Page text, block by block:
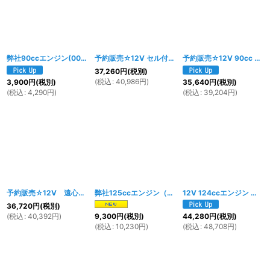
弊社90ccエンジン(003w、004w、1144w)用 ピストンセット [1981w]
3,900円(税別)
(税込 : 4,290円)
予約販売☆12V セル付遠心クラッチ90ｃｃエンジンキット
37,260円(税別)
(税込 : 40,986円)
予約販売☆12V 90cc エンジンキット(マニュアルクラッチ)
35,640円(税別)
(税込 : 39,204円)
予約販売☆12V 遠心クラッチ90ccエンジンキット 004w]
36,720円(税別)
(税込 : 40,392円)
弊社125ccエンジン（005w、006w、667w、1656w、1659w）用カムシャフト/バルブ セット
9,300円(税別)
(税込 : 10,230円)
12V 124ccエンジン オールキット （マニュアルクラッチ4速）
44,280円(税別)
(税込 : 48,708円)